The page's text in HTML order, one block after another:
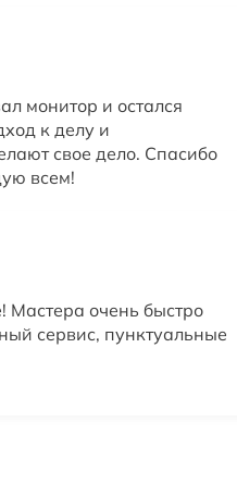
монитор и остался
к делу и
свое дело. Спасибо
всем!
Мастера очень быстро
сервис, пунктуальные